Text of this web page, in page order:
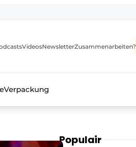
VideosNewsletterZusammenarbeiten?
Verpackung
Populair